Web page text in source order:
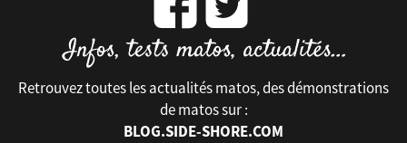
Retrouvez toutes les actualités matos, des démonstrations
de matos sur :
BLOG.SIDE-SHORE.COM